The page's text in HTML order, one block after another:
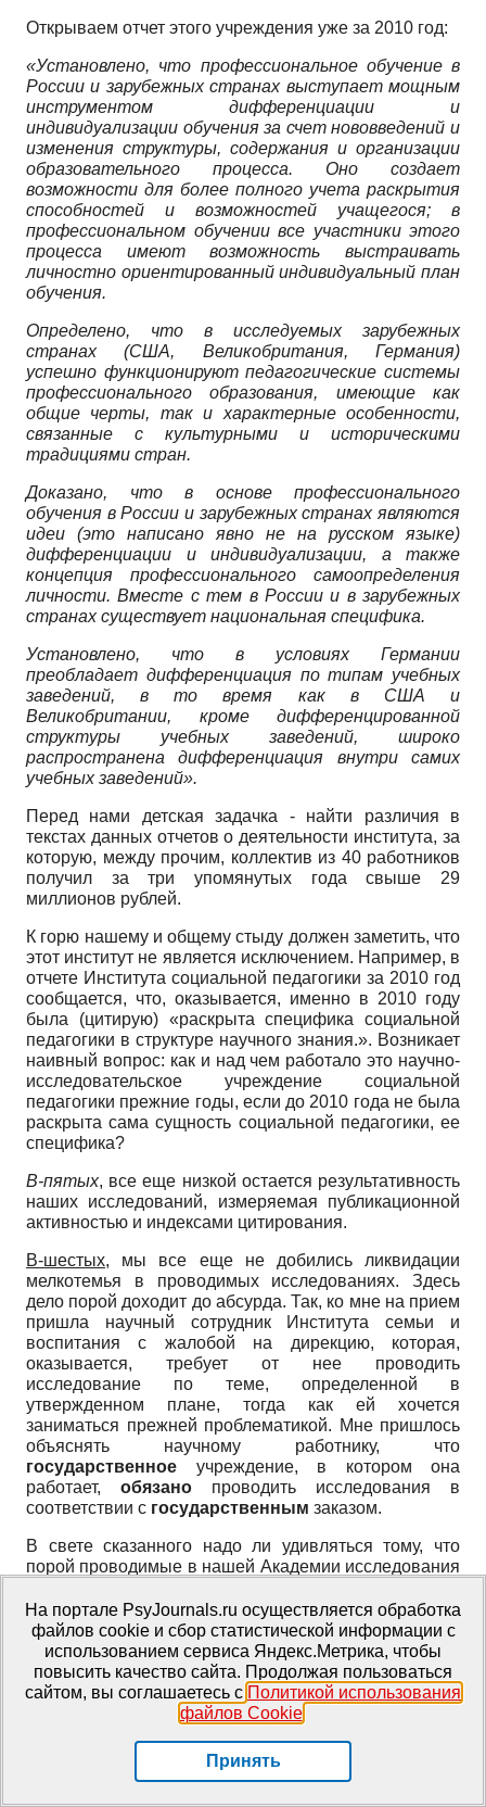
Открываем отчет этого учреждения уже за 2010 год:
«Установлено, что профессиональное обучение в
России и зарубежных странах выступает мощным
инструментом дифференциации и
индивидуализации обучения за счет нововведений и
изменения структуры, содержания и организации
образовательного процесса. Оно создает
возможности для более полного учета раскрытия
способностей и возможностей учащегося; в
профессиональном обучении все участники этого
процесса имеют возможность выстраивать
личностно ориентированный индивидуальный план
обучения.
Определено, что в исследуемых зарубежных
странах (США, Великобритания, Германия)
успешно функционируют педагогические системы
профессионального образования, имеющие как
общие черты, так и характерные особенности,
связанные с культурными и историческими
традициями стран.
Доказано, что в основе профессионального
обучения в России и зарубежных странах являются
идеи (это написано явно не на русском языке)
дифференциации и индивидуализации, а также
концепция профессионального самоопределения
личности. Вместе с тем в России и в зарубежных
странах существует национальная специфика.
Установлено, что в условиях Германии
преобладает дифференциация по типам учебных
заведений, в то время как в США и
Великобритании, кроме дифференцированной
структуры учебных заведений, широко
распространена дифференциация внутри самих
учебных заведений».
Перед нами детская задачка - найти различия в
текстах данных отчетов о деятельности института, за
которую, между прочим, коллектив из 40 работников
получил за три упомянутых года свыше 29
миллионов рублей.
К горю нашему и общему стыду должен заметить, что
этот институт не является исключением. Например, в
отчете Института социальной педагогики за 2010 год
сообщается, что, оказывается, именно в 2010 году
была (цитирую) «раскрыта специфика социальной
педагогики в структуре научного знания.». Возникает
наивный вопрос: как и над чем работало это научно-
исследовательское учреждение социальной
педагогики прежние годы, если до 2010 года не была
раскрыта сама сущность социальной педагогики, ее
специфика?
В-пятых, все еще низкой остается результативность
наших исследований, измеряемая публикационной
активностью и индексами цитирования.
В-шестых, мы все еще не добились ликвидации
мелкотемья в проводимых исследованиях. Здесь
дело порой доходит до абсурда. Так, ко мне на прием
пришла научный сотрудник Института семьи и
воспитания с жалобой на дирекцию, которая,
оказывается, требует от нее проводить
исследование по теме, определенной в
утвержденном плане, тогда как ей хочется
заниматься прежней проблематикой. Мне пришлось
объяснять научному работнику, что
государственное учреждение, в котором она
работает, обязано проводить исследования в
соответствии с государственным заказом.
В свете сказанного надо ли удивляться тому, что
порой проводимые в нашей Академии исследования
«интеллигентно» выражаюсь) способствуют
научному обеспечению решения актуальных
проблем развития человека и построения системы
образования, отвечающей социальным, культурным,
экономическим, технологическим изменениям
общества, новым потребностям растущих людей и
Работы некоторых сотрудников не выходят за рамки
На портале PsyJournals.ru осуществляется обработка
файлов cookie и сбор статистической информации с
использованием сервиса Яндекс.Метрика, чтобы
повысить качество сайта. Продолжая пользоваться
сайтом, вы соглашаетесь с Политикой использования
файлов Cookie.
Принять